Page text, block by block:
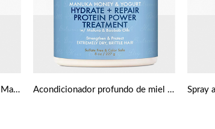
Champú reparador con miel de Manuka e hidrato de yogur de Shea Moisture Acondicionador profundo de miel e hidrato de yogur Manuka + Reparación de SheaMoisture